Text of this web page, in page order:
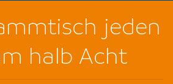
jeden
halb Acht